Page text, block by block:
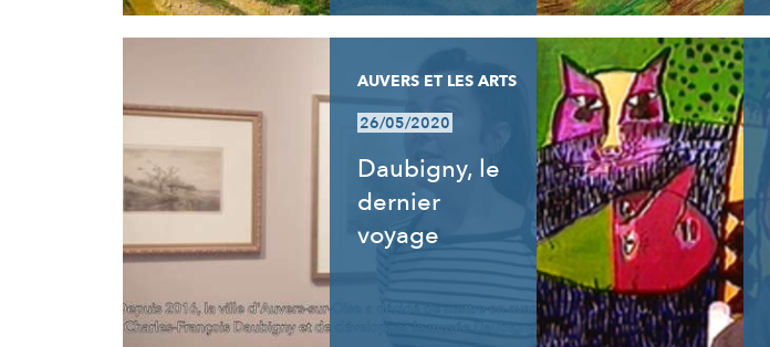
AUVERS ET LES ARTS
26/05/2020
Daubigny, le
dernier
voyage